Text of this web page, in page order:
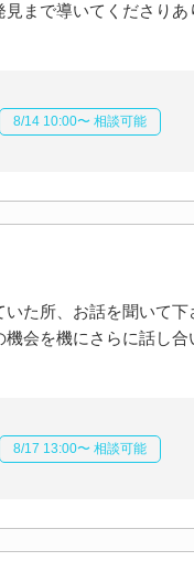
まで導いてくださりあ
8/14 10:00〜 相談可能
た所、お話を聞いて下
会を機にさらに話し合
8/17 13:00〜 相談可能